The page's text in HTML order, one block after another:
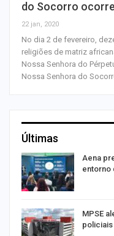
do Socorro
22 jan, 2020
No dia 2 de fevereiro,
religiões de matriz
Nossa Senhora do
Nossa Senhora do
Últimas
Aena
entorno
MPSE